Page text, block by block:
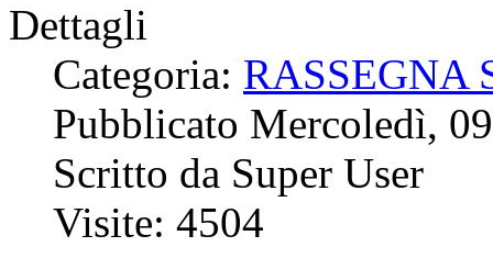
Dettagli
Categoria: RASSEGNA
Pubblicato Mercoledì,
Scritto da Super User
Visite: 4504